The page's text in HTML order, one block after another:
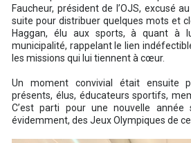
Faucheur, président de l’OJS, excusé
suite pour distribuer quelques mots et
Haggan, élu aux sports, à quant à
municipalité, rappelant le lien
les missions qui lui tiennent à cœur.
Un moment convivial était ensuite
présents, élus, éducateurs sportifs,
C’est parti pour une nouvelle année
évidemment, des Jeux Olympiques de